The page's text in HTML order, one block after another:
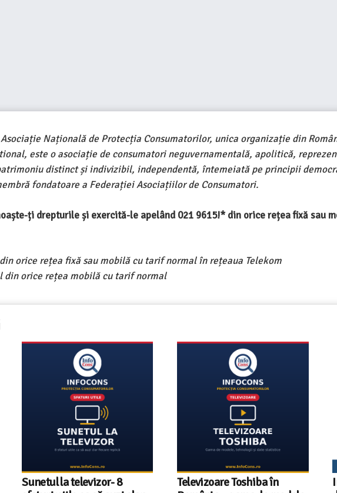
Națională de Protecția Consumatorilor, unica organizație din
este o asociație de consumatori neguvernamentală, apolitică,
distinct și indivizibil, independentă, întemeiată pe principii
fondatoare a Federației Asociațiilor de Consumatori.
ți drepturile și exercită-le apelând 021 9615!* din orice rețea fixă sau
orice rețea fixă sau mobilă cu tarif normal în rețeaua Telekom
orice rețea mobilă cu tarif normal
Sunetul la televizor- 8
Televizoare Toshiba în